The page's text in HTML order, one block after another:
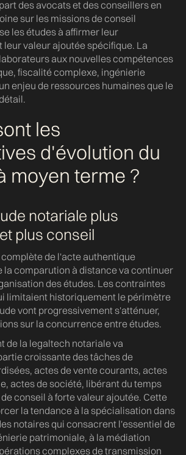
des avocats et des conseillers en
sur les missions de conseil
les études à affirmer leur
leur valeur ajoutée spécifique. La
aux nouvelles compétences
fiscalité complexe, ingénierie
enjeu de ressources humaines que le
les
d'évolution du
moyen terme ?
notariale plus
plus conseil
de l'acte authentique
la comparution à distance va continuer
des études. Les contraintes
limitaient historiquement le périmètre
vont progressivement s'atténuer,
sur la concurrence entre études.
de la legaltech notariale va
croissante des tâches de
actes de vente courants, actes
actes de société, libérant du temps
conseil à forte valeur ajoutée. Cette
la tendance à la spécialisation dans
notaires qui consacrent l'essentiel de
patrimoniale, à la médiation
complexes de transmission